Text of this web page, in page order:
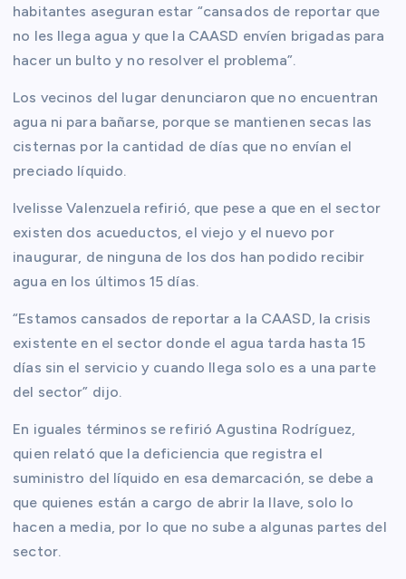
habitantes aseguran estar “cansados de reportar que
no les llega agua y que la CAASD envíen brigadas para
hacer un bulto y no resolver el problema”.
Los vecinos del lugar denunciaron que no encuentran
agua ni para bañarse, porque se mantienen secas las
cisternas por la cantidad de días que no envían el
preciado líquido.
Ivelisse Valenzuela refirió, que pese a que en el sector
existen dos acueductos, el viejo y el nuevo por
inaugurar, de ninguna de los dos han podido recibir
agua en los últimos 15 días.
“Estamos cansados de reportar a la CAASD, la crisis
existente en el sector donde el agua tarda hasta 15
días sin el servicio y cuando llega solo es a una parte
del sector” dijo.
En iguales términos se refirió Agustina Rodríguez,
quien relató que la deficiencia que registra el
suministro del líquido en esa demarcación, se debe a
que quienes están a cargo de abrir la llave, solo lo
hacen a media, por lo que no sube a algunas partes del
sector.